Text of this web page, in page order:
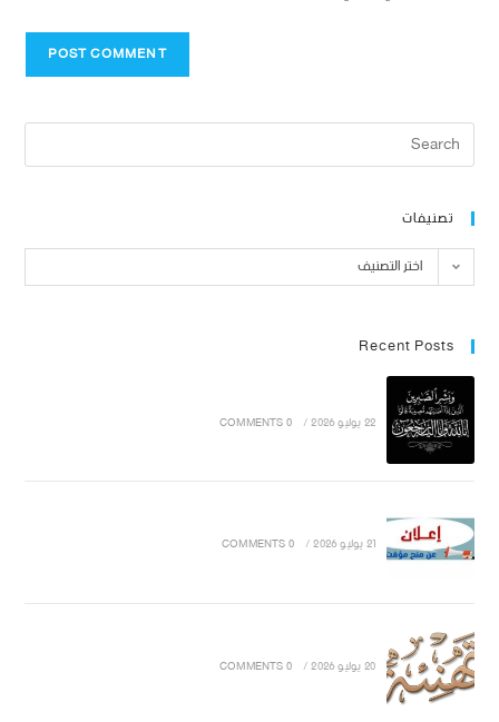
تصنيفات
اختر التصنيف
Recent Posts
22 يوليو 2026 /
0 COMMENTS
21 يوليو 2026 /
0 COMMENTS
20 يوليو 2026 /
0 COMMENTS